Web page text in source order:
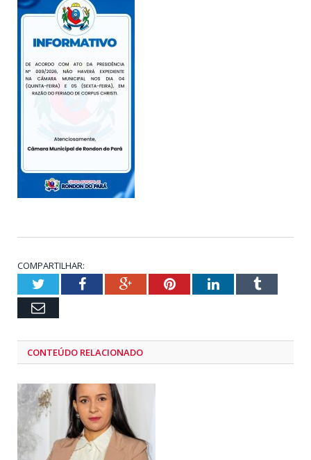
COMPARTILHAR:
TwitterFacebookGoogle+PinterestLinkedInTumblr
Email
CONTEÚDO RELACIONADO